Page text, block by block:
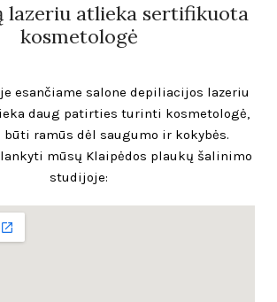
lazeriu atlieka sertifikuota
kosmetologė
esančiame salone depiliacijos lazeriu
daug patirties turinti kosmetologė,
ramūs dėl saugumo ir kokybės.
mūsų Klaipėdos plaukų šalinimo
studijoje: